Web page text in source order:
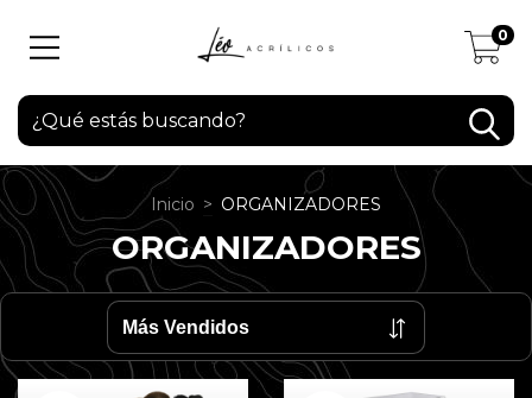
0
Inicio > ORGANIZADORES
ORGANIZADORES